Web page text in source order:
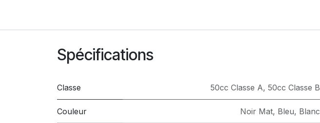
Spécifications
Classe 50cc Classe A, 50cc Classe B
Couleur Noir Mat, Bleu, Blanc